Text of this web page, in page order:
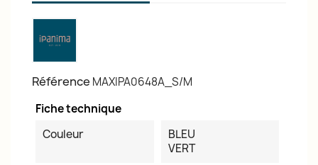
Référence MAXIPA0648A_S/M
Fiche technique
Couleur
BLEU
VERT